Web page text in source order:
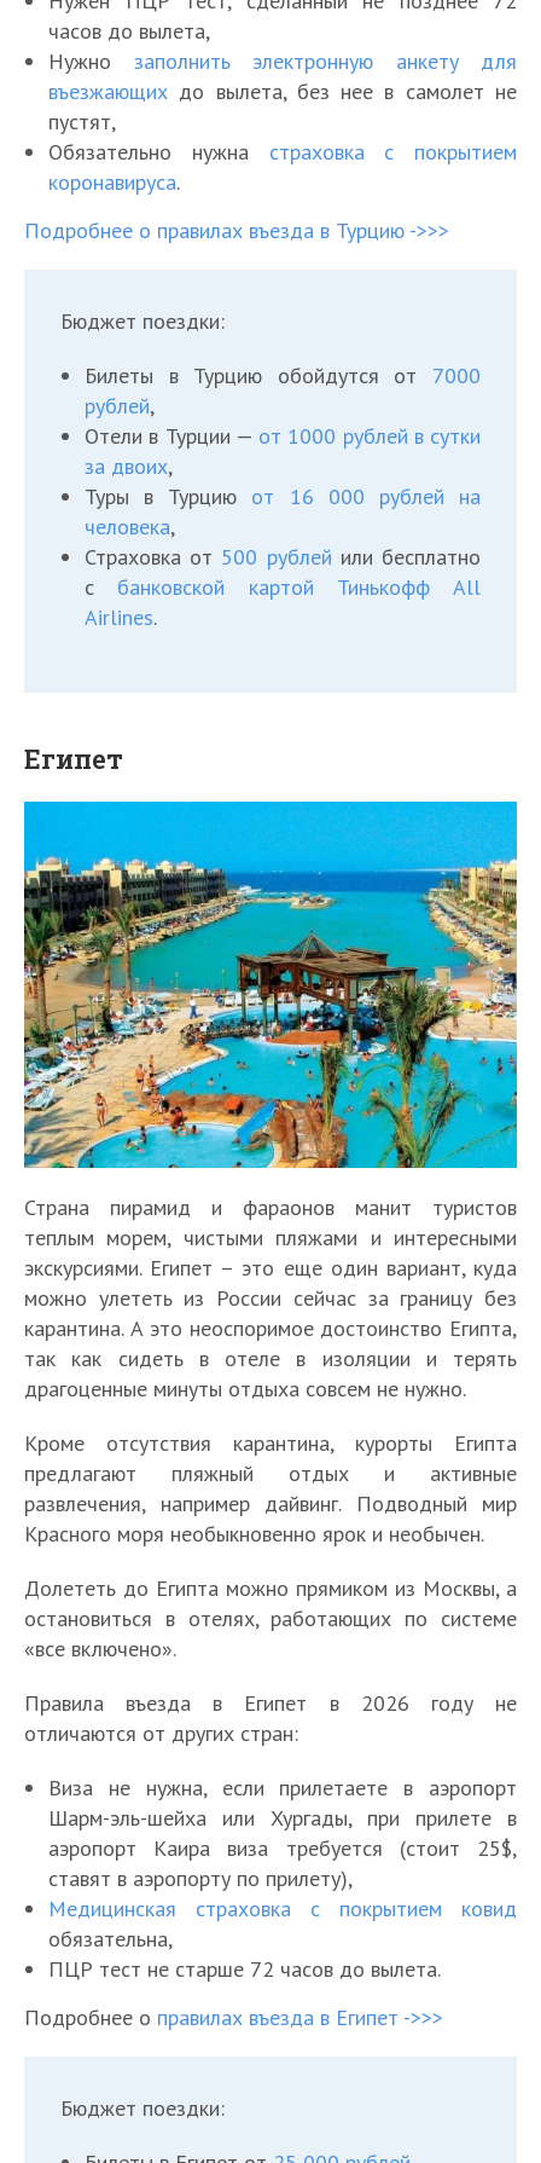
часов до вылета,
Нужно заполнить электронную анкету для
въезжающих до вылета, без нее в самолет не
пустят,
Обязательно нужна страховка с покрытием
коронавируса.
Подробнее о правилах въезда в Турцию ->>>
Бюджет поездки:
Билеты в Турцию обойдутся от 7000
рублей,
Отели в Турции — от 1000 рублей в сутки
за двоих,
Туры в Турцию от 16 000 рублей на
человека,
Страховка от 500 рублей или бесплатно
с банковской картой Тинькофф All
Airlines.
Египет
Страна пирамид и фараонов манит туристов
теплым морем, чистыми пляжами и интересными
экскурсиями. Египет – это еще один вариант, куда
можно улететь из России сейчас за границу без
карантина. А это неоспоримое достоинство Египта,
так как сидеть в отеле в изоляции и терять
драгоценные минуты отдыха совсем не нужно.
Кроме отсутствия карантина, курорты Египта
предлагают пляжный отдых и активные
развлечения, например дайвинг. Подводный мир
Красного моря необыкновенно ярок и необычен.
Долететь до Египта можно прямиком из Москвы, а
остановиться в отелях, работающих по системе
«все включено».
Правила въезда в Египет в 2026 году не
отличаются от других стран:
Виза не нужна, если прилетаете в аэропорт
Шарм-эль-шейха или Хургады, при прилете в
аэропорт Каира виза требуется (стоит 25$,
ставят в аэропорту по прилету),
Медицинская страховка с покрытием ковид
обязательна,
ПЦР тест не старше 72 часов до вылета.
Подробнее о правилах въезда в Египет ->>>
Бюджет поездки: